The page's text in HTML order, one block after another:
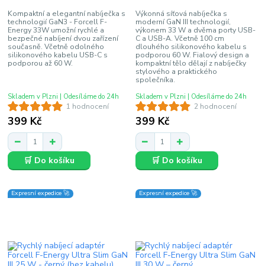
1 hodnocení
Kompaktní a elegantní nabíječka s
technologií GaN3 - Forcell F-
Energy 33W umožní rychlé a
bezpečné nabíjení dvou zařízení
současně. Včetně odolného
silikonového kabelu USB-C s
podporou až 60 W.
399 Kč
Skladem v Plzni | Odesíláme do 24h
🛒 Do košíku
2 hodnocení
Výkonná síťová nabíječka s
moderní GaN III technologií,
výkonem 33 W a dvěma porty USB-
C a USB-A. Včetně 100 cm
dlouhého silikonového kabelu s
podporou 60 W. Fialový design a
kompaktní tělo dělají z nabíječky
stylového a praktického
společníka.
399 Kč
Skladem v Plzni | Odesíláme do 24h
🛒 Do košíku
Expresní expedice 🚀 Expresní expedice 🚀